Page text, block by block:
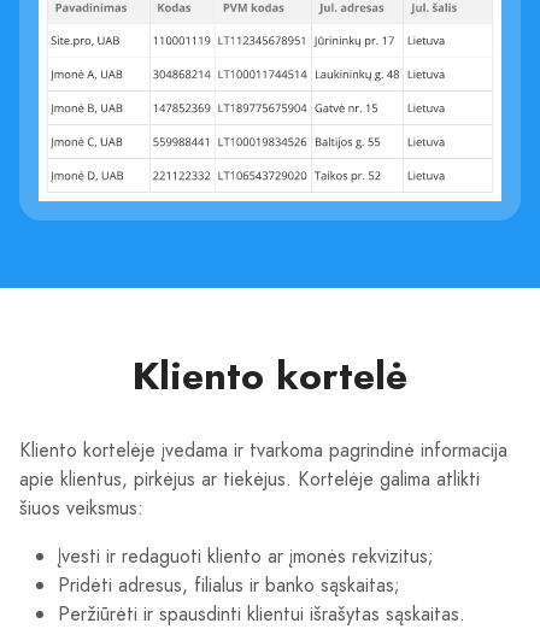
Kliento kortelė
Kliento kortelėje įvedama ir tvarkoma pagrindinė informacija
apie klientus, pirkėjus ar tiekėjus. Kortelėje galima atlikti
šiuos veiksmus:
Įvesti ir redaguoti kliento ar įmonės rekvizitus;
Pridėti adresus, filialus ir banko sąskaitas;
Peržiūrėti ir spausdinti klientui išrašytas sąskaitas.